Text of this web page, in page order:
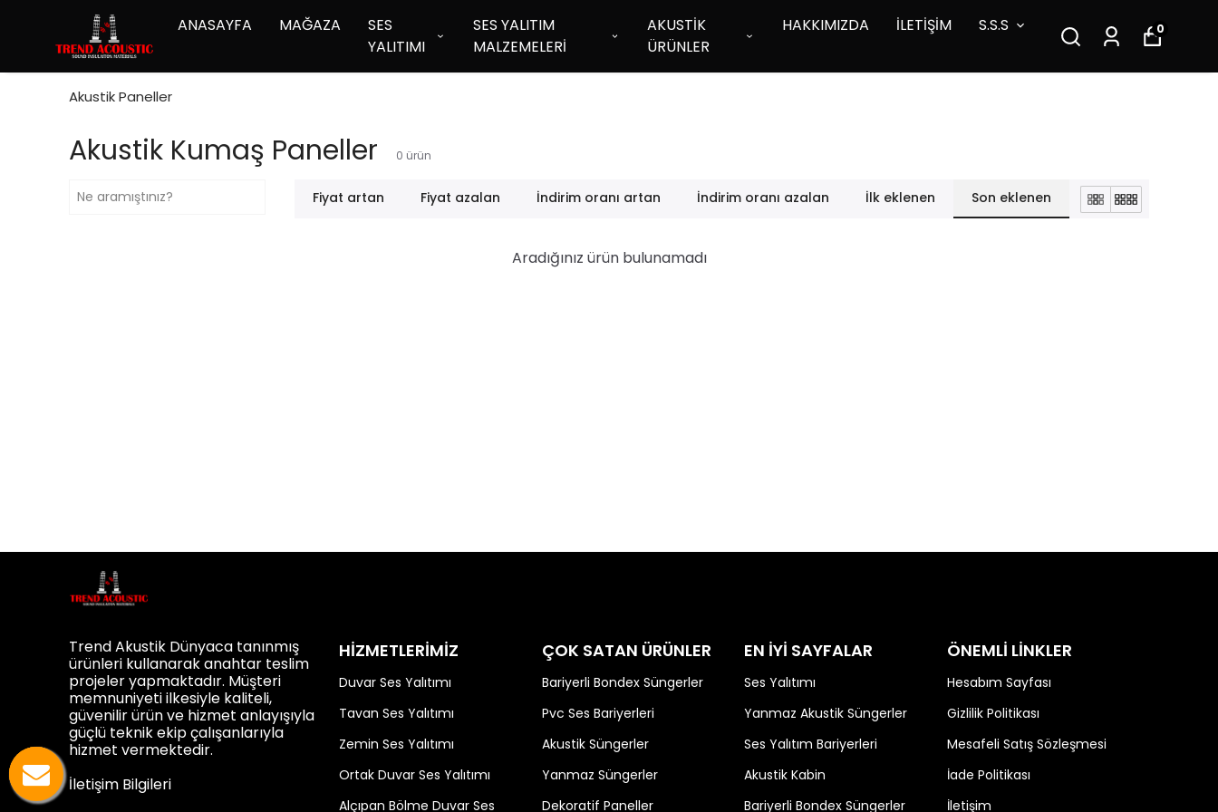
ANASAYFA MAĞAZA
SES
YALITIMI
SES YALITIM
MALZEMELERİ
AKUSTİK
ÜRÜNLER
HAKKIMIZDA İLETİŞİM S.S.S 0
Akustik Paneller
Akustik Kumaş Paneller 0 ürün
Fiyat artan Fiyat azalan İndirim oranı artan İndirim oranı azalan İlk eklenen Son eklenen
Aradığınız ürün bulunamadı
HİZMETLERİMİZ
Duvar Ses Yalıtımı
Tavan Ses Yalıtımı
Zemin Ses Yalıtımı
Ortak Duvar Ses Yalıtımı
Alçıpan Bölme Duvar Ses
ÇOK SATAN ÜRÜNLER
Bariyerli Bondex Süngerler
Pvc Ses Bariyerleri
Akustik Süngerler
Yanmaz Süngerler
Dekoratif Paneller
EN İYİ SAYFALAR
Ses Yalıtımı
Yanmaz Akustik Süngerler
Ses Yalıtım Bariyerleri
Akustik Kabin
Bariyerli Bondex Süngerler
ÖNEMLİ LİNKLER
Hesabım Sayfası
Gizlilik Politikası
Mesafeli Satış Sözleşmesi
İade Politikası
İletişim
Trend Akustik Dünyaca tanınmış
ürünleri kullanarak anahtar teslim
projeler yapmaktadır. Müşteri
memnuniyeti ilkesiyle kaliteli,
güvenilir ürün ve hizmet anlayışıyla
güçlü teknik ekip çalışanlarıyla
hizmet vermektedir.
İletişim Bilgileri